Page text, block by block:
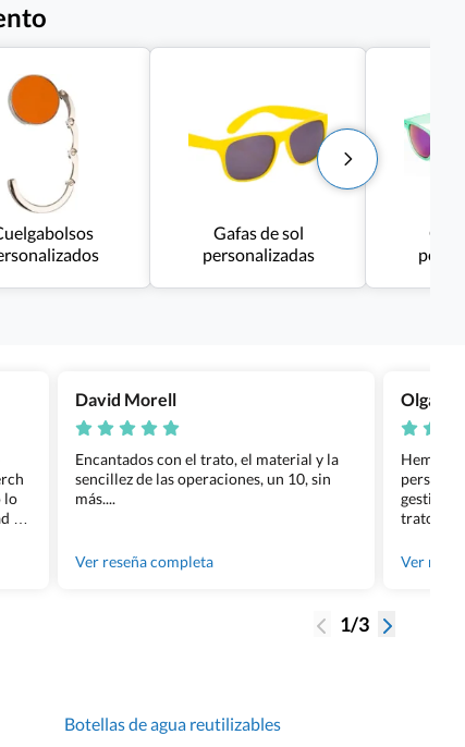
Gafas de sol
personalizadas
lo
de
David Morell
Encantados con el trato, el material y la
sencillez de las operaciones, un 10, sin
más....
Ver reseña completa
Olga
Hemos
gestión
trato
gente
Ver
1/3
Botellas de agua reutilizables